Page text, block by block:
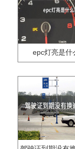
epc灯亮是什